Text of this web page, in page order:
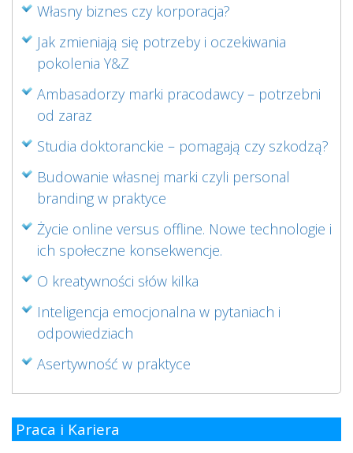
Własny biznes czy korporacja?
Jak zmieniają się potrzeby i oczekiwania
pokolenia Y&Z
Ambasadorzy marki pracodawcy – potrzebni
od zaraz
Studia doktoranckie – pomagają czy szkodzą?
Budowanie własnej marki czyli personal
branding w praktyce
Życie online versus offline. Nowe technologie i
ich społeczne konsekwencje.
O kreatywności słów kilka
Inteligencja emocjonalna w pytaniach i
odpowiedziach
Asertywność w praktyce
Praca i Kariera